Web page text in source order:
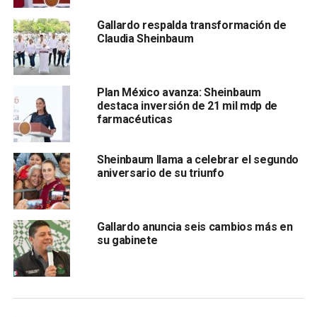
mujeres.
Los nuevos miembros anunciados hoy son:Luz Elena
Escobar, secretaria de Energía; David Kershenobich
Stalnikowitz, secretario de Salud; Jesús Esteva
Medina, secretario de Infraestructura,
Comunicaciones y Transportes; Raquel Buenrostro
Sánchez, secretaria de Función Pública y Edna Elena
Vega Rangel, secretaria de Desarrollo Agrario,
Territorial y Urban
Gallardo respalda transformación de
Claudia Sheinbaum
Plan México avanza: Sheinbaum
destaca inversión de 21 mil mdp de
farmacéuticas
Sheinbaum llama a celebrar el segundo
aniversario de su triunfo
Gallardo anuncia seis cambios más en
su gabinete